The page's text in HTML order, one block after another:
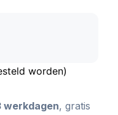
worden)
werkdagen, gratis